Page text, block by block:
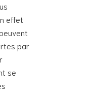
effet
par
se